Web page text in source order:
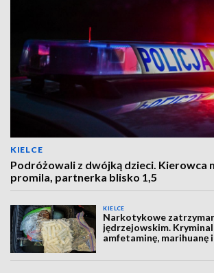
KIELCE
Podróżowali z dwójką dzieci. Kierowca
promila, partnerka blisko 1,5
KIELCE
Narkotykowe
jędrzejowskim.
amfetaminę, marihuanę